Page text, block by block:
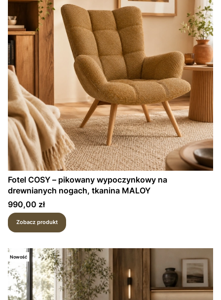
Fotel COSY – pikowany wypoczynkowy na
drewnianych nogach, tkanina MALOY
Cena
990,00 zł
Zobacz produkt
Nowość